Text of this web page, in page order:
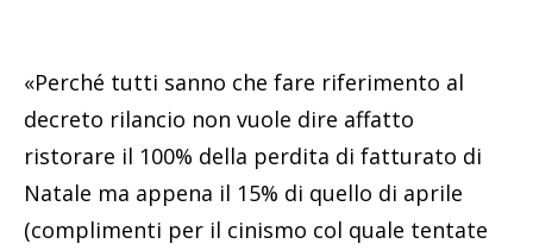
«Perché tutti sanno che fare riferimento al
decreto rilancio non vuole dire affatto
ristorare il 100% della perdita di fatturato di
Natale ma appena il 15% di quello di aprile
(complimenti per il cinismo col quale tentate